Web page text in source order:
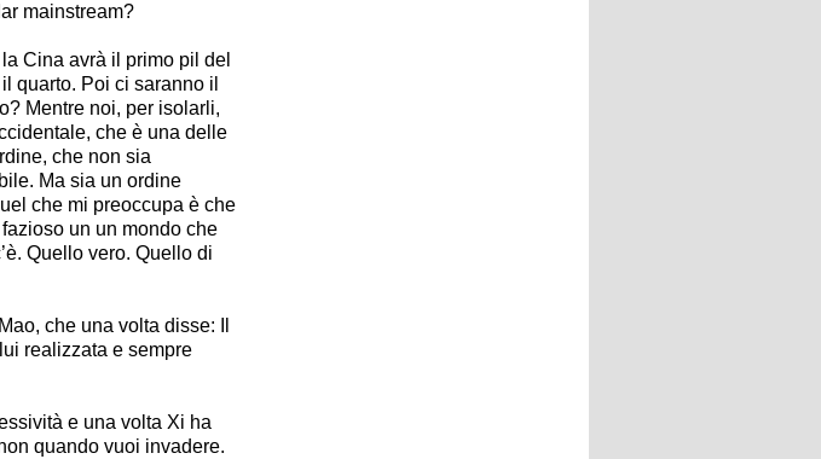
mainstream?
Cina avrà il primo pil del
quarto. Poi ci saranno il
Mentre noi, per isolarli,
che è una delle
che non sia
Ma sia un ordine
che mi preoccupa è che
un un mondo che
Quello vero. Quello di
che una volta disse: Il
realizzata e sempre
e una volta Xi ha
quando vuoi invadere.